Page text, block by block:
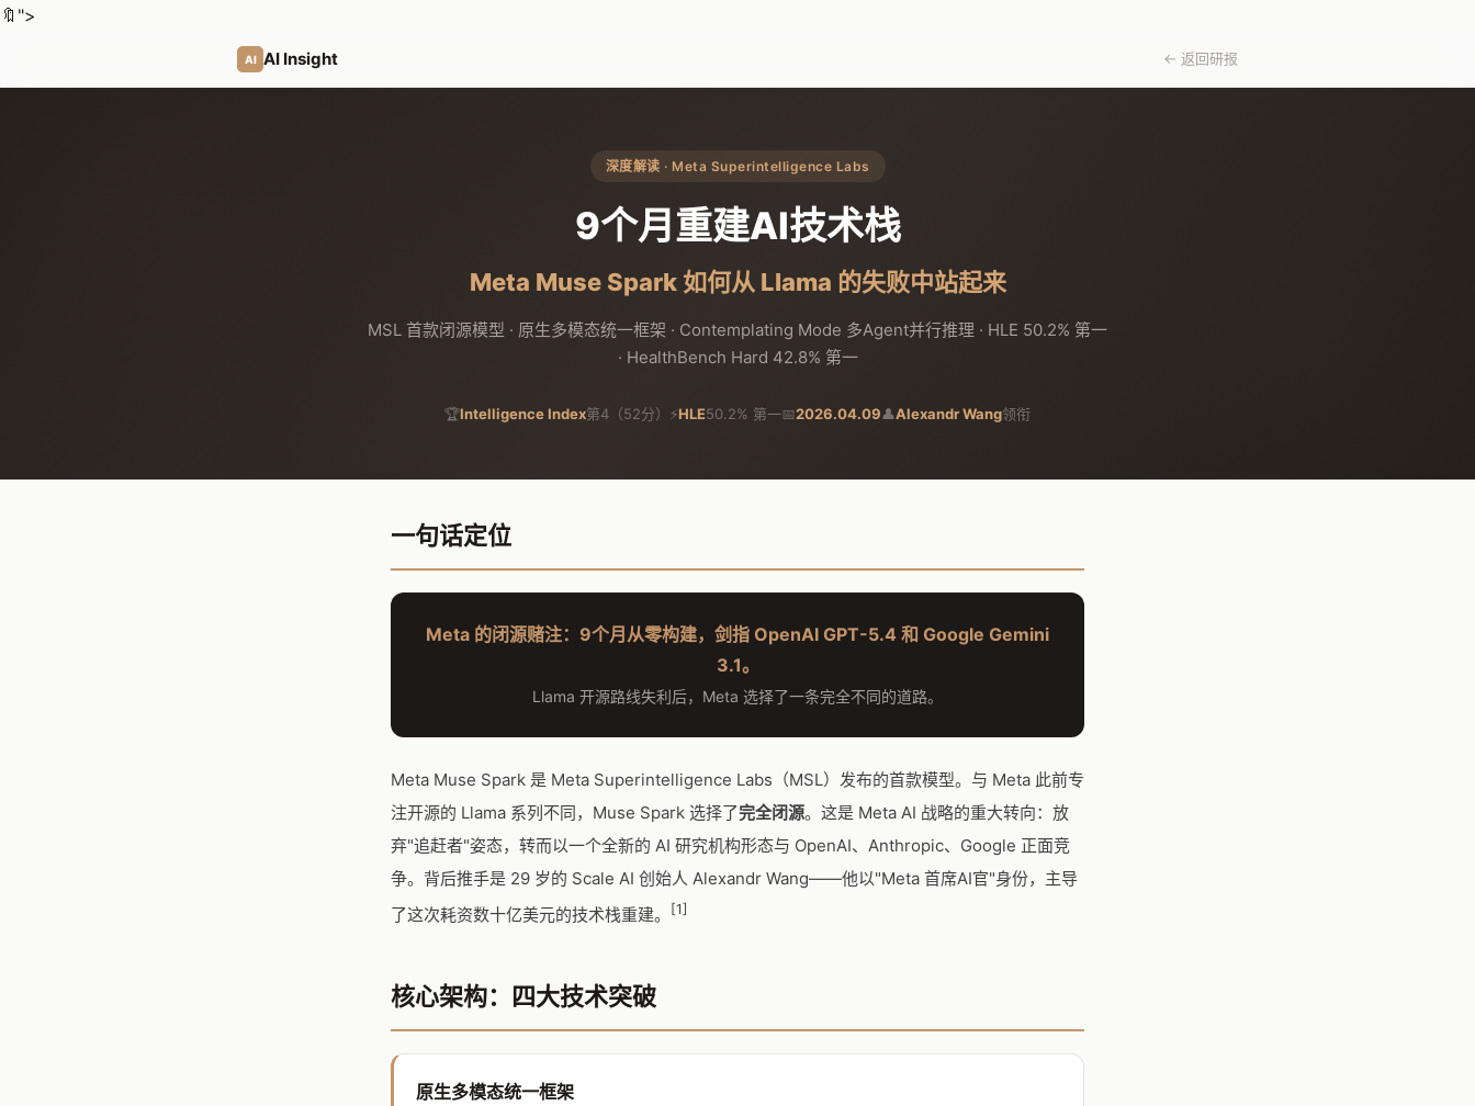
🔖 ">
AI AI Insight ← 返回研报
深度解读 · Meta Superintelligence Labs
9个月重建AI技术栈
Meta Muse Spark 如何从 Llama 的失败中站起来
MSL 首款闭源模型 · 原生多模态统一框架 · Contemplating Mode 多Agent并行推理 · HLE 50.2% 第一
· HealthBench Hard 42.8% 第一
🏆Intelligence Index第4（52分） ⚡HLE50.2% 第一📅2026.04.09👤Alexandr Wang领衔
一句话定位
Meta 的闭源赌注：9个月从零构建，剑指 OpenAI GPT-5.4 和 Google Gemini
3.1。
Llama 开源路线失利后，Meta 选择了一条完全不同的道路。
Meta Muse Spark 是 Meta Superintelligence Labs（MSL）发布的首款模型。与 Meta 此前专
注开源的 Llama 系列不同，Muse Spark 选择了完全闭源。这是 Meta AI 战略的重大转向：放
弃"追赶者"姿态，转而以一个全新的 AI 研究机构形态与 OpenAI、Anthropic、Google 正面竞
争。背后推手是 29 岁的 Scale AI 创始人 Alexandr Wang——他以"Meta 首席AI官"身份，主导
了这次耗资数十亿美元的技术栈重建。
[1]
核心架构：四大技术突破
原生多模态统一框架